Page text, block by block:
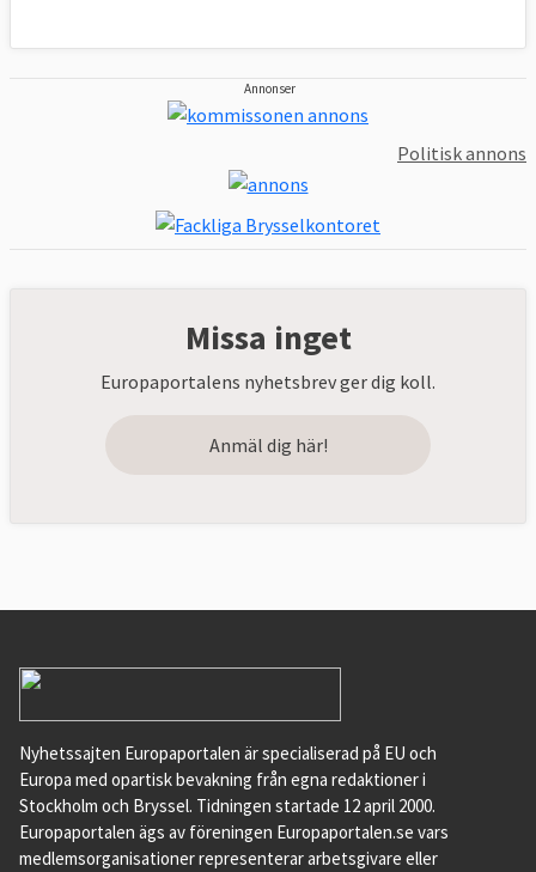
Annonser
Politisk annons
Missa inget
Europaportalens nyhetsbrev ger dig koll.
Anmäl dig här!
Nyhetssajten Europaportalen är specialiserad på EU och
Europa med opartisk bevakning från egna redaktioner i
Stockholm och Bryssel. Tidningen startade 12 april 2000.
Europaportalen ägs av föreningen Europaportalen.se vars
medlemsorganisationer representerar arbetsgivare eller